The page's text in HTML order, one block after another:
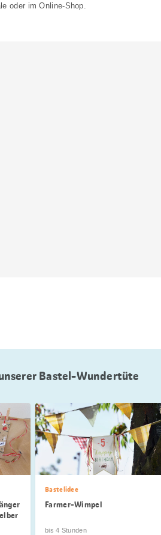
oder im Online-Shop.
Bastel-Wundertüte
Bastelidee
Farmer-Wimpel
bis 4 Stunden